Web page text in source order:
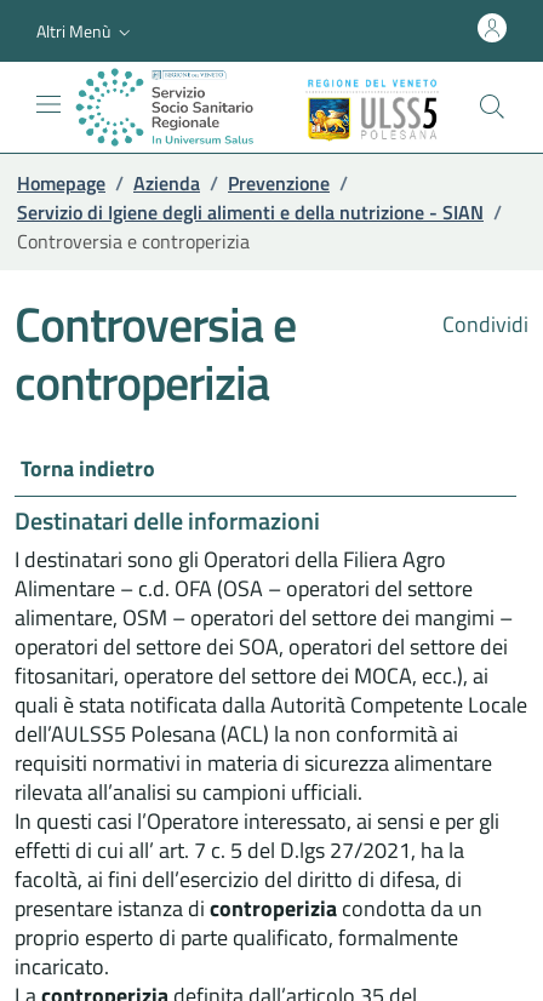
Altri Menù
Homepage / Azienda / Prevenzione /
Servizio di Igiene degli alimenti e della nutrizione - SIAN /
Controversia e controperizia
Condividi
Controversia e
controperizia
Torna indietro
Destinatari delle informazioni
I destinatari sono gli Operatori della Filiera Agro
Alimentare – c.d. OFA (OSA – operatori del settore
alimentare, OSM – operatori del settore dei mangimi –
operatori del settore dei SOA, operatori del settore dei
fitosanitari, operatore del settore dei MOCA, ecc.), ai
quali è stata notificata dalla Autorità Competente Locale
dell’AULSS5 Polesana (ACL) la non conformità ai
requisiti normativi in materia di sicurezza alimentare
rilevata all’analisi su campioni ufficiali.
In questi casi l’Operatore interessato, ai sensi e per gli
effetti di cui all’ art. 7 c. 5 del D.lgs 27/2021, ha la
facoltà, ai fini dell’esercizio del diritto di difesa, di
presentare istanza dicontroperiziacondotta da un
proprio esperto di parte qualificato, formalmente
incaricato.